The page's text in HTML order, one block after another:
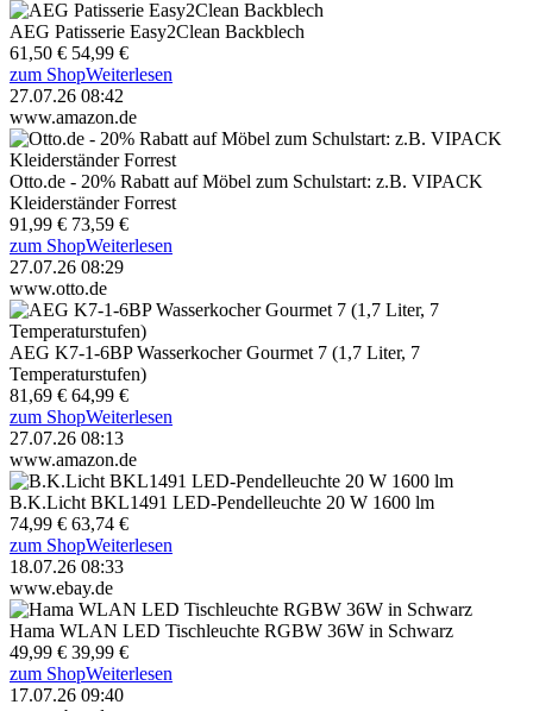
AEG Patisserie Easy2Clean Backblech
61,50 € 54,99 €
zum ShopWeiterlesen
27.07.26 08:42
www.amazon.de
Otto.de - 20% Rabatt auf Möbel zum Schulstart: z.B. VIPACK
Kleiderständer Forrest
91,99 € 73,59 €
zum ShopWeiterlesen
27.07.26 08:29
www.otto.de
AEG K7-1-6BP Wasserkocher Gourmet 7 (1,7 Liter, 7
Temperaturstufen)
81,69 € 64,99 €
zum ShopWeiterlesen
27.07.26 08:13
www.amazon.de
B.K.Licht BKL1491 LED-Pendelleuchte 20 W 1600 lm
74,99 € 63,74 €
zum ShopWeiterlesen
18.07.26 08:33
www.ebay.de
Hama WLAN LED Tischleuchte RGBW 36W in Schwarz
49,99 € 39,99 €
zum ShopWeiterlesen
17.07.26 09:40